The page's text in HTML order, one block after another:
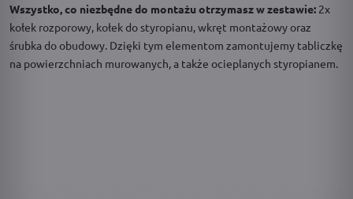
Wszystko, co niezbędne do montażu otrzymasz w zestawie: 2x
kołek rozporowy, kołek do styropianu, wkręt montażowy oraz
śrubka do obudowy. Dzięki tym elementom zamontujemy tabliczkę
na powierzchniach murowanych, a także ocieplanych styropianem.